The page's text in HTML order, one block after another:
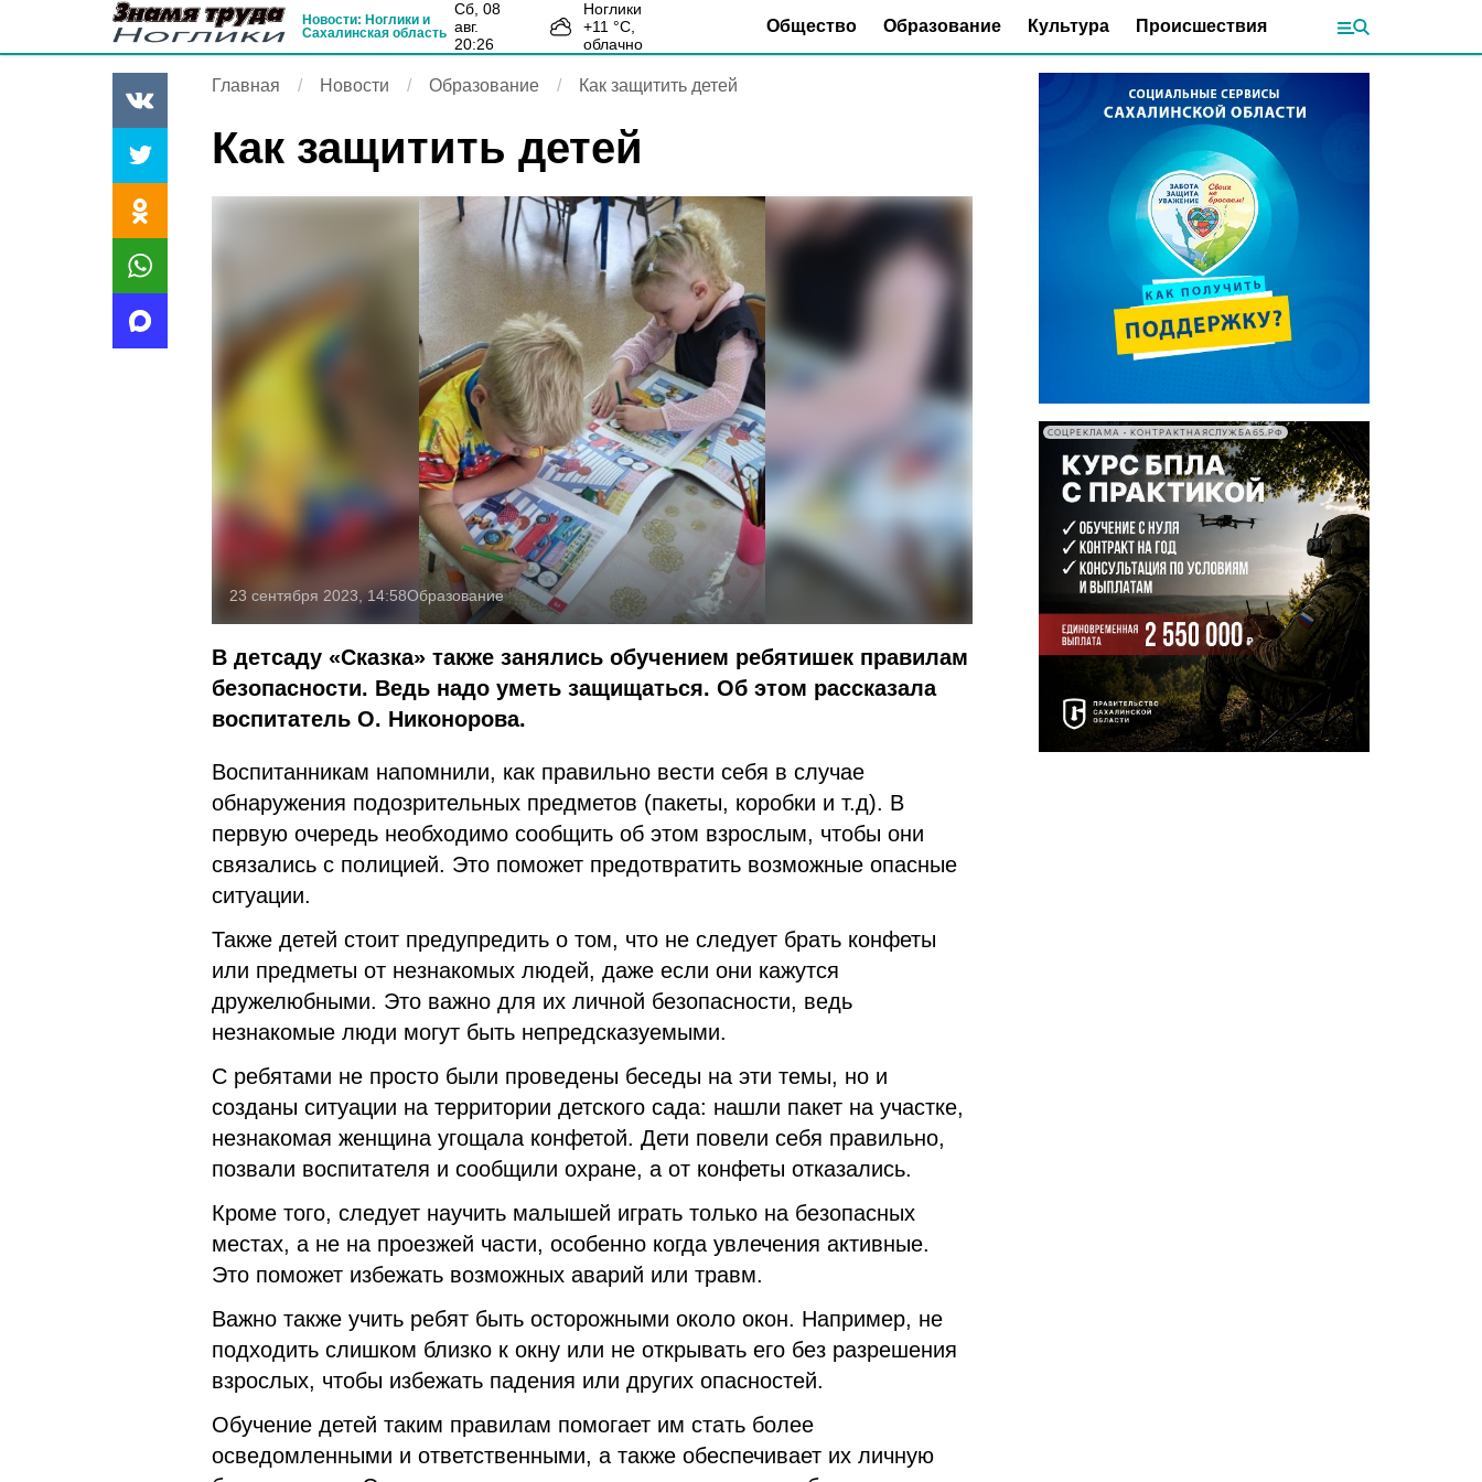
Новости: Ноглики и
Сахалинская область
сб, 08
авг.
20:26
Ноглики
+11 °С,
облачно
Общество Образование Культура Происшествия
Главная Новости Образование Как защитить детей
Как защитить детей
23 сентября 2023, 14:58Образование
В детсаду «Сказка» также занялись обучением ребятишек правилам
безопасности. Ведь надо уметь защищаться. Об этом рассказала
воспитатель О. Никонорова.
Воспитанникам напомнили, как правильно вести себя в случае
обнаружения подозрительных предметов (пакеты, коробки и т.д). В
первую очередь необходимо сообщить об этом взрослым, чтобы они
связались с полицией. Это поможет предотвратить возможные опасные
ситуации.
Также детей стоит предупредить о том, что не следует брать конфеты
или предметы от незнакомых людей, даже если они кажутся
дружелюбными. Это важно для их личной безопасности, ведь
незнакомые люди могут быть непредсказуемыми.
С ребятами не просто были проведены беседы на эти темы, но и
созданы ситуации на территории детского сада: нашли пакет на участке,
незнакомая женщина угощала конфетой. Дети повели себя правильно,
позвали воспитателя и сообщили охране, а от конфеты отказались.
Кроме того, следует научить малышей играть только на безопасных
местах, а не на проезжей части, особенно когда увлечения активные.
Это поможет избежать возможных аварий или травм.
Важно также учить ребят быть осторожными около окон. Например, не
подходить слишком близко к окну или не открывать его без разрешения
взрослых, чтобы избежать падения или других опасностей.
Обучение детей таким правилам помогает им стать более
осведомленными и ответственными, а также обеспечивает их личную
СОЦРЕКЛАМА • КОНТРАКТНАЯСЛУЖБА65.РФ